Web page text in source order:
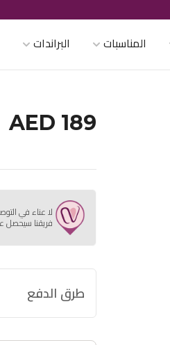
المناسبات البراندات
AED 189
لا عناء في
فريقنا سيحصل
طرق الدفع